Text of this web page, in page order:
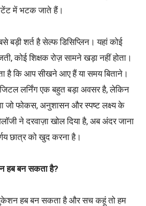
में भटक जाते हैं।
शर्त है सेल्फ डिसिप्लिन। यहां कोई
कोई शिक्षक रोज़ सामने खड़ा नहीं होता।
है कि आप सीखने आए हैं या समय बिताने।
लर्निंग एक बहुत बड़ा अवसर है, लेकिन
जो फोकस, अनुशासन और स्पष्ट लक्ष्य के
ने दरवाज़ा खोल दिया है, अब अंदर जाना
छात्र को खुद करना है।
हब बन सकता है?
हब बन सकता है और सच कहूं तो हम